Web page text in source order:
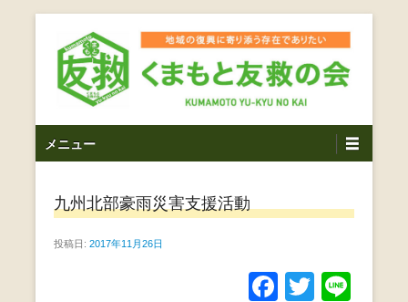
ス
くまもと友救の会｜地域
の復興に寄り添う存在で
ありたい｜熊本県上益城
郡益城町｜災害ボランテ
し代表松岡亮太を中心に、熊本地震発生直後から被災者の
復興・生活再建を目的に活動しているボランティア団体で
イ
メニュー
九州北部豪雨災害支援活動
投稿日: 2017年11月26日
F T